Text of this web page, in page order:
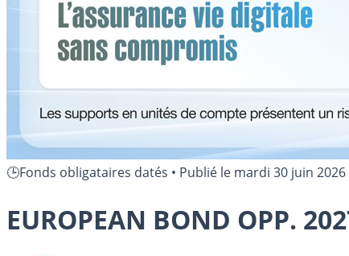
🕒Fonds obligataires datés • Publié le mardi 30 juin 2026
EUROPEAN BOND OPP.